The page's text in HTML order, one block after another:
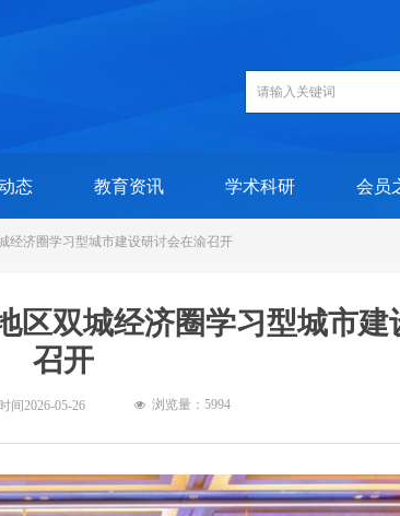
态 教育资讯 学术科研 会员
经济圈学习型城市建设研讨会在渝召开
区双城经济圈学习型城市建
召开
间2026-05-26 넶 浏览量：5994